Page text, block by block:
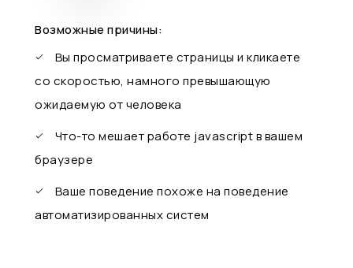
Возможные причины:
Вы просматриваете страницы и кликаете
со скоростью, намного превышающую
ожидаемую от человека
Что-то мешает работе javascript в вашем
браузере
Ваше поведение похоже на поведение
автоматизированных систем